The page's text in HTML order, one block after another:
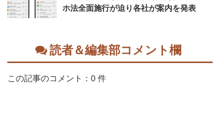
ホ法全面施行が迫り各社が案内を発表
読者＆編集部コメント欄
この記事のコメント：0 件